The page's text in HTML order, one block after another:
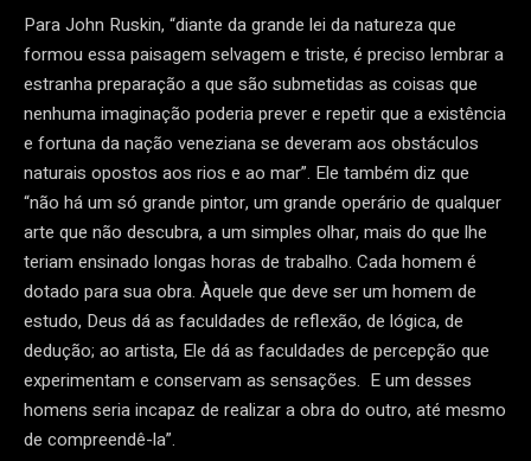
Para John Ruskin, “diante da grande lei da natureza que
formou essa paisagem selvagem e triste, é preciso lembrar a
estranha preparação a que são submetidas as coisas que
nenhuma imaginação poderia prever e repetir que a existência
e fortuna da nação veneziana se deveram aos obstáculos
naturais opostos aos rios e ao mar”. Ele também diz que
“não há um só grande pintor, um grande operário de qualquer
arte que não descubra, a um simples olhar, mais do que lhe
teriam ensinado longas horas de trabalho. Cada homem é
dotado para sua obra. Àquele que deve ser um homem de
estudo, Deus dá as faculdades de reflexão, de lógica, de
dedução; ao artista, Ele dá as faculdades de percepção que
experimentam e conservam as sensações. E um desses
homens seria incapaz de realizar a obra do outro, até mesmo
de compreendê-la”.